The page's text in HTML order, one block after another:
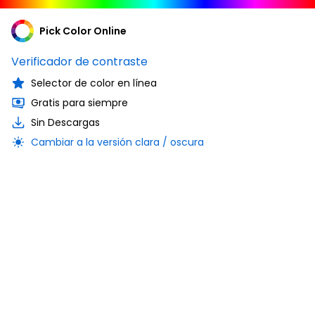
Pick Color Online
Verificador de contraste
Selector de color en línea
Gratis para siempre
Sin Descargas
Cambiar a la versión clara / oscura